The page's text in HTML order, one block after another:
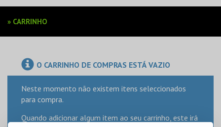
EVENTOS
CARTÕES
PRODUTOS
» CARRINHO
O CARRINHO DE COMPRAS ESTÁ VAZIO
Neste momento não existem itens seleccionados
para compra.
Quando adicionar algum item ao seu carrinho, este irá